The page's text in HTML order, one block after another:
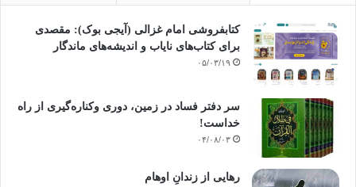
کتابفروشی امام غزالی (آیجی بوک): مقصدی
برای کتاب‌های نایاب و اندیشه‌های ماندگار
۰۵/۰۳/۱۹
سر دفتر فساد در زمین‌، دوری وکناره‌گیری از راه
خداست‌!
۰۴/۰۸/۰۳
رهایی از زندانِ اوهام